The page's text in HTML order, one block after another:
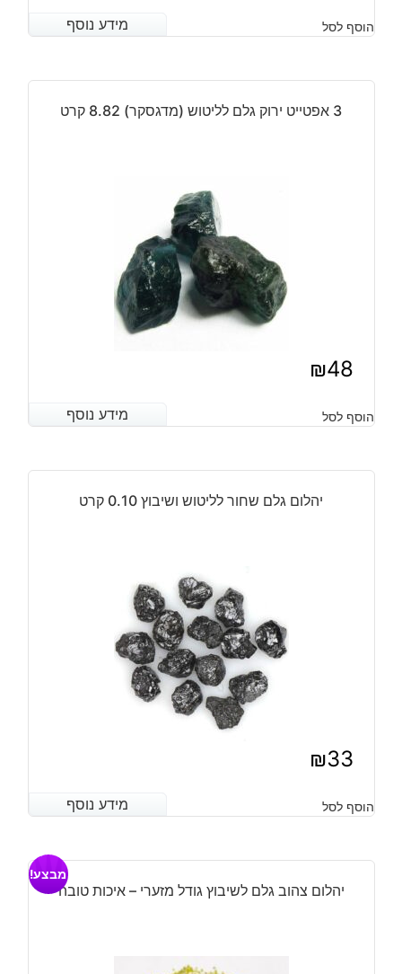
מידע נוסף הוסף לסל מידע נוסף
3 אפטייט ירוק גלם לליטוש (מדגסקר) 8.82 קרט
₪48
מידע נוסף הוסף לסל מידע נוסף
יהלום גלם שחור לליטוש ושיבוץ 0.10 קרט
₪33
מידע נוסף הוסף לסל מידע נוסף
יהלום צהוב גלם לשיבוץ גודל מזערי – איכות טובה
מבצע!